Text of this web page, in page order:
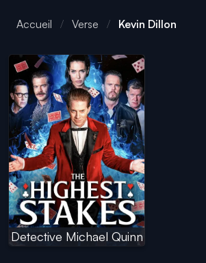
Accueil Verse Kevin Dillon
Detective Michael Quinn